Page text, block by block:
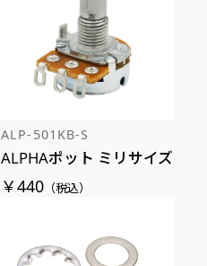
価格が安い順
価格が高い順
ALP-501KB-S
ALPHAポット ミリサイズ
￥440 （税込）